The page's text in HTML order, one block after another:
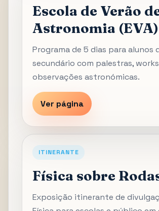
Escola de Verão
Astronomia (EVA)
Programa de 5 dias para alunos
secundário com palestras,
observações astronómicas.
Ver página
ITINERANTE
Física sobre
Exposição itinerante de